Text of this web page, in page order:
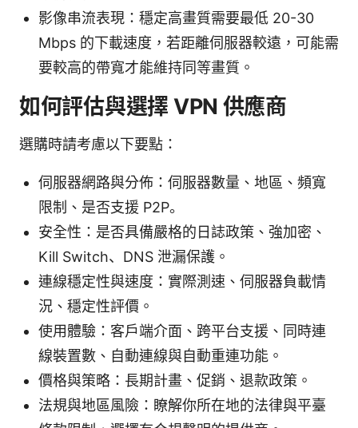
影像串流表現：穩定高畫質需要最低 20-30
Mbps 的下載速度，若距離伺服器較遠，可能需
要較高的帶寬才能維持同等畫質。
如何評估與選擇 VPN 供應商
選購時請考慮以下要點：
伺服器網路與分佈：伺服器數量、地區、頻寬
限制、是否支援 P2P。
安全性：是否具備嚴格的日誌政策、強加密、
Kill Switch、DNS 泄漏保護。
連線穩定性與速度：實際測速、伺服器負載情
況、穩定性評價。
使用體驗：客戶端介面、跨平台支援、同時連
線裝置數、自動連線與自動重連功能。
價格與策略：長期計畫、促銷、退款政策。
法規與地區風險：瞭解你所在地的法律與平臺